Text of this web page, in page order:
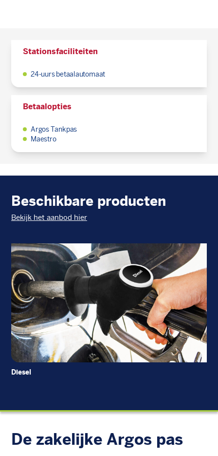
Stationsfaciliteiten
24-uurs betaalautomaat
Betaalopties
Argos Tankpas
Maestro
Beschikbare producten
Bekijk het aanbod hier
Diesel
De zakelijke Argos pas